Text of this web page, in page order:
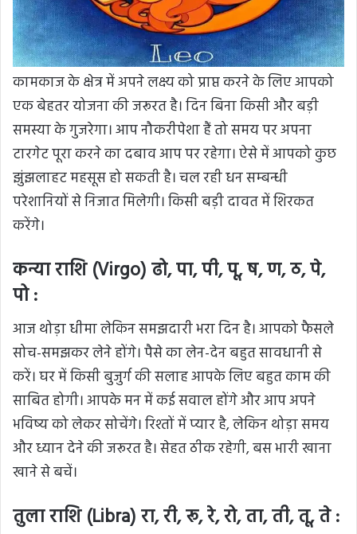
कामकाज के क्षेत्र में अपने लक्ष्य को प्राप्त करने के लिए आपको
एक बेहतर योजना की जरूरत है। दिन बिना किसी और बड़ी
समस्या के गुजरेगा। आप नौकरीपेशा हैं तो समय पर अपना
टारगेट पूरा करने का दबाव आप पर रहेगा। ऐसे में आपको कुछ
झुंझलाहट महसूस हो सकती है। चल रही धन सम्बन्धी
परेशानियों से निजात मिलेगी। किसी बड़ी दावत में शिरकत
करेंगे।
कन्या राशि (Virgo) ढो, पा, पी, पू, ष, ण, ठ, पे,
पो :
आज थोड़ा धीमा लेकिन समझदारी भरा दिन है। आपको फैसले
सोच-समझकर लेने होंगे। पैसे का लेन-देन बहुत सावधानी से
करें। घर में किसी बुजुर्ग की सलाह आपके लिए बहुत काम की
साबित होगी। आपके मन में कई सवाल होंगे और आप अपने
भविष्य को लेकर सोचेंगे। रिश्तों में प्यार है, लेकिन थोड़ा समय
और ध्यान देने की जरूरत है। सेहत ठीक रहेगी, बस भारी खाना
खाने से बचें।
तुला राशि (Libra) रा, री, रू, रे, रो, ता, ती, तू, ते :